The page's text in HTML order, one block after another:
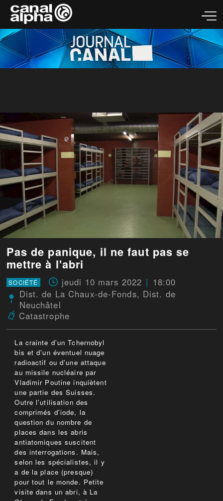
Pas de panique, il ne faut pas se
mettre à l'abri
SOCIÉTÉ jeudi 10 mars 2022
18:00
Dist. de La Chaux-de-Fonds, Dist. de
Neuchâtel
Catastrophe
La crainte d'un Tchernobyl
bis et d'un éventuel nuage
radioactif ou d'une attaque
au missile nucléaire par
Vladimir Poutine inquiètent
une partie des Suisses.
Outre l'utilisation des
comprimés d'iode, la
question du nombre de
places dans les abris
antiatomiques suscitent
des interrogations. Mais,
selon les spécialistes, il y
a de la place (presque)
pour tout le monde. Petite
visite dans un abri, à La